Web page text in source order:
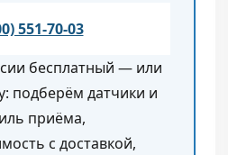
551-70-03
бесплатный — или
подберём датчики и
приёма,
с доставкой,